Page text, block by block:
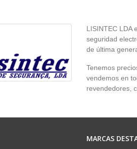
LISINTEC LDA
seguridad
de última
Tenemos
vendemos en
revendedores,
MARCAS